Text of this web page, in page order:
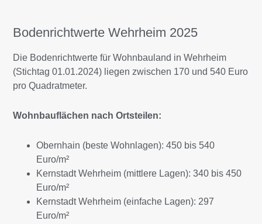
Bodenrichtwerte Wehrheim 2025
Die Bodenrichtwerte für Wohnbauland in Wehrheim
(Stichtag 01.01.2024) liegen zwischen 170 und 540 Euro
pro Quadratmeter.
Wohnbauflächen nach Ortsteilen:
Obernhain (beste Wohnlagen): 450 bis 540
Euro/m²
Kernstadt Wehrheim (mittlere Lagen): 340 bis 450
Euro/m²
Kernstadt Wehrheim (einfache Lagen): 297
Euro/m²